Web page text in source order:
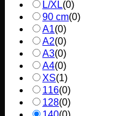
L/XL(0)
90 cm(0)
A1(0)
A2(0)
A3(0)
A4(0)
XS(1)
116(0)
128(0)